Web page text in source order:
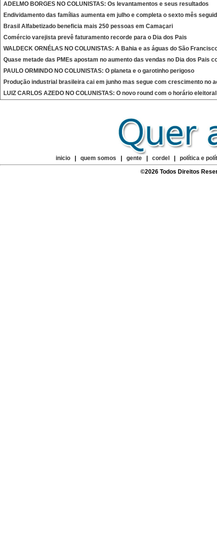
ADELMO BORGES NO COLUNISTAS: Os levantamentos e seus resultados
Endividamento das famílias aumenta em julho e completa o sexto mês
Brasil Alfabetizado beneficia mais 250 pessoas em Camaçari
Comércio varejista prevê faturamento recorde para o Dia dos Pais
WALDECK ORNÉLAS NO COLUNISTAS: A Bahia e as águas do São
Quase metade das PMEs apostam no aumento das vendas no Dia dos Pais
PAULO ORMINDO NO COLUNISTAS: O planeta e o garotinho perigoso
Produção industrial brasileira cai em junho mas segue com crescimento no
LUIZ CARLOS AZEDO NO COLUNISTAS: O novo round com o horário eleitoral
inicio quem somos gente cordel
política e
©2026 Todos Direitos